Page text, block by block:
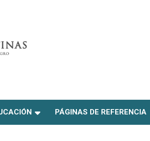
PÁGINAS DE REFERENCIA